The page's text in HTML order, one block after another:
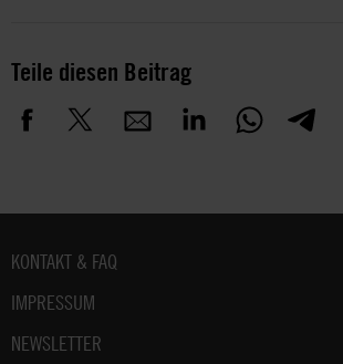
Teile diesen Beitrag
Fußbereich
KONTAKT & FAQ
IMPRESSUM
NEWSLETTER